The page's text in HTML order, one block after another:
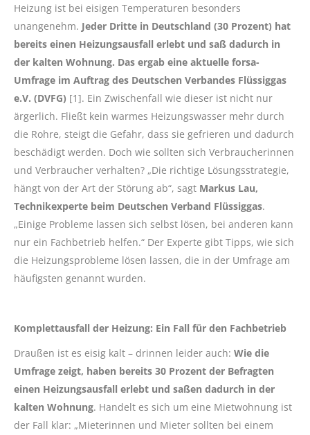
Heizung ist bei eisigen Temperaturen besonders
unangenehm. Jeder Dritte in Deutschland (30 Prozent) hat
bereits einen Heizungsausfall erlebt und saß dadurch in
der kalten Wohnung. Das ergab eine aktuelle forsa-
Umfrage im Auftrag des Deutschen Verbandes Flüssiggas
e.V. (DVFG) [1]. Ein Zwischenfall wie dieser ist nicht nur
ärgerlich. Fließt kein warmes Heizungswasser mehr durch
die Rohre, steigt die Gefahr, dass sie gefrieren und dadurch
beschädigt werden. Doch wie sollten sich Verbraucherinnen
und Verbraucher verhalten? „Die richtige Lösungsstrategie,
hängt von der Art der Störung ab“, sagt Markus Lau,
Technikexperte beim Deutschen Verband Flüssiggas.
„Einige Probleme lassen sich selbst lösen, bei anderen kann
nur ein Fachbetrieb helfen.“ Der Experte gibt Tipps, wie sich
die Heizungsprobleme lösen lassen, die in der Umfrage am
häufigsten genannt wurden.
Komplettausfall der Heizung: Ein Fall für den Fachbetrieb
Draußen ist es eisig kalt – drinnen leider auch: Wie die
Umfrage zeigt, haben bereits 30 Prozent der Befragten
einen Heizungsausfall erlebt und saßen dadurch in der
kalten Wohnung. Handelt es sich um eine Mietwohnung ist
der Fall klar: „Mieterinnen und Mieter sollten bei einem